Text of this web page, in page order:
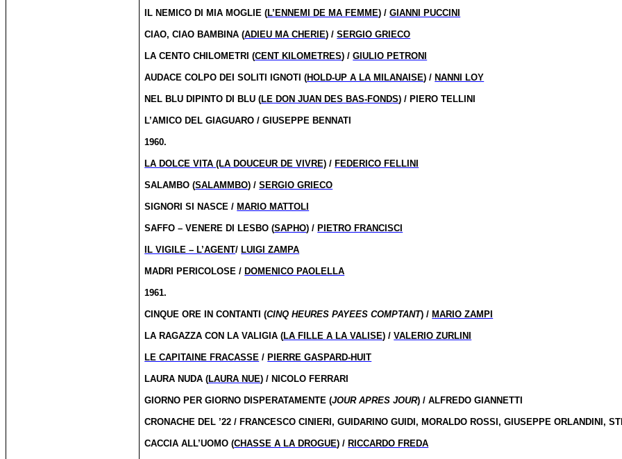
IL NEMICO DI MIA MOGLIE (L’ENNEMI DE MA FEMME) /GIANNI PUCCINI
CIAO, CIAO BAMBINA (ADIEU MA CHERIE) /SERGIO GRIECO
LA CENTO CHILOMETRI (CENT KILOMETRES) /GIULIO PETRONI
AUDACE COLPO DEI SOLITI IGNOTI (HOLD-UP A LA MILANAISE) / NANNI LOY
NEL BLU DIPINTO DI BLU (LE DON JUAN DES BAS-FONDS) / PIERO TELLINI
L’AMICO DEL GIAGUARO / GIUSEPPE BENNATI
1960.
LA DOLCE VITA (LA DOUCEUR DE VIVRE) / FEDERICO FELLINI
SALAMBO (SALAMMBO) /SERGIO GRIECO
SIGNORI SI NASCE / MARIO MATTOLI
SAFFO – VENERE DI LESBO (SAPHO) / PIETRO FRANCISCI
IL VIGILE – L’AGENT/ LUIGI ZAMPA
MADRI PERICOLOSE / DOMENICO PAOLELLA
1961.
CINQUE ORE IN CONTANTI (CINQ HEURES PAYEES COMPTANT) / MARIO ZAMPI
LA RAGAZZA CON LA VALIGIA (LA FILLE A LA VALISE) /VALERIO ZURLINI
LE CAPITAINE FRACASSE / PIERRE GASPARD-HUIT
LAURA NUDA (LAURA NUE) / NICOLO FERRARI
GIORNO PER GIORNO DISPERATAMENTE (JOUR APRES JOUR) / ALFREDO GIANNETTI
CRONACHE DEL ’22 / FRANCESCO CINIERI, GUIDARINO GUIDI, MORALDO ROSSI, GIUSEPPE ORLANDINI,
CACCIA ALL’UOMO (CHASSE A LA DROGUE) / RICCARDO FREDA